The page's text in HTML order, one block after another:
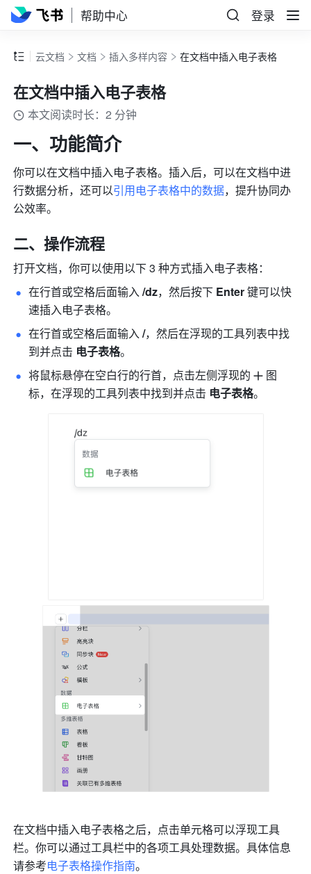
帮助中心 登录
云文档 文档 插入多样内容 在文档中插入电子表格
在文档中插入电子表格
本文阅读时长：2 分钟
一、功能简介
你可以在文档中插入电子表格。插入后，可以在文档中进
行数据分析，还可以引用电子表格中的数据，提升协同办
公效率。
二、操作流程
打开文档，你可以使用以下 3 种方式插入电子表格：
在行首或空格后面输入 /dz，然后按下 Enter 键可以快
速插入电子表格。
在行首或空格后面输入 /，然后在浮现的工具列表中找
到并点击 电子表格。
将鼠标悬停在空白行的行首，点击左侧浮现的
图
标，在浮现的工具列表中找到并点击 电子表格。
在文档中插入电子表格之后，点击单元格可以浮现工具
栏。你可以通过工具栏中的各项工具处理数据。具体信息
请参考电子表格操作指南。